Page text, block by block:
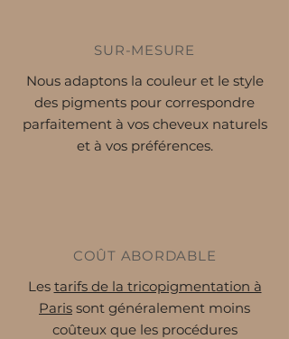
SUR-MESURE
Nous adaptons la couleur et le style
des pigments pour correspondre
parfaitement à vos cheveux naturels
et à vos préférences.
COÛT ABORDABLE
Les tarifs de la tricopigmentation à
Paris sont généralement moins
coûteux que les procédures